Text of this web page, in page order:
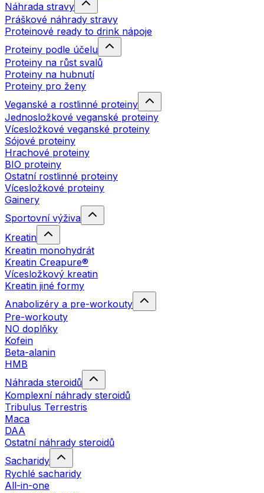
Náhrada stravy
Práškové náhrady stravy
Proteinové ready to drink nápoje
Proteiny podle účelu
Proteiny na růst svalů
Proteiny na hubnutí
Proteiny pro ženy
Veganské a rostlinné proteiny
Jednosložkové veganské proteiny
Vícesložkové veganské proteiny
Sójové proteiny
Hrachové proteiny
BIO proteiny
Ostatní rostlinné proteiny
Vícesložkové proteiny
Gainery
Sportovní výživa
Kreatin
Kreatin monohydrát
Kreatin Creapure®
Vícesložkový kreatin
Kreatin jiné formy
Anabolizéry a pre-workouty
Pre-workouty
NO doplňky
Kofein
Beta-alanin
HMB
Náhrada steroidů
Komplexní náhrady steroidů
Tribulus Terrestris
Maca
DAA
Ostatní náhrady steroidů
Sacharidy
Rychlé sacharidy
All-in-one